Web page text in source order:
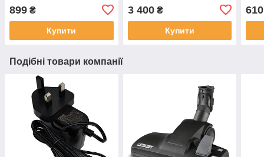
899 ₴
Купити
3 400₴
Купити
610
Подібні товари компанії